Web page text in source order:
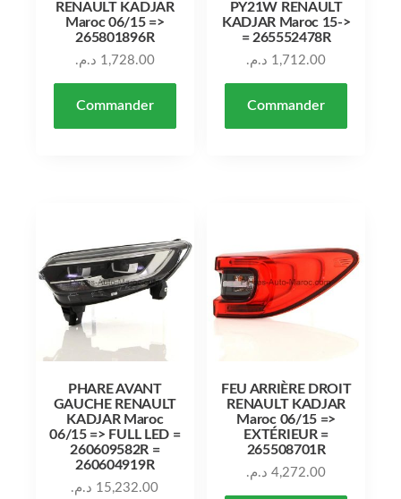
RENAULT KADJAR
Maroc 06/15 =>
265801896R
1,728.00 د.م.
Commander
PY21W RENAULT
KADJAR Maroc 15->
= 265552478R
1,712.00 د.م.
Commander
PHARE AVANT
GAUCHE RENAULT
KADJAR Maroc
06/15 => FULL LED =
260609582R =
260604919R
15,232.00 د.م.
FEU ARRIÈRE DROIT
RENAULT KADJAR
Maroc 06/15 =>
EXTÉRIEUR =
265508701R
4,272.00 د.م.